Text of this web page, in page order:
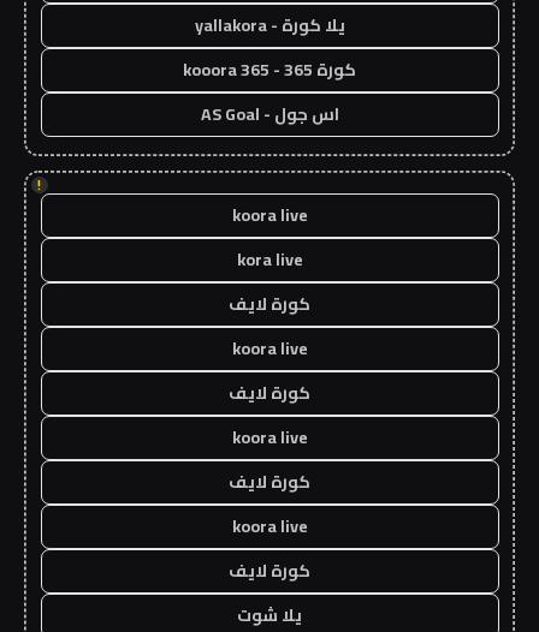
يلا كورة - yallakora
كورة 365 - kooora 365
اس جول - AS Goal
!
koora live
kora live
كورة لايف
koora live
كورة لايف
koora live
كورة لايف
koora live
كورة لايف
يلا شوت